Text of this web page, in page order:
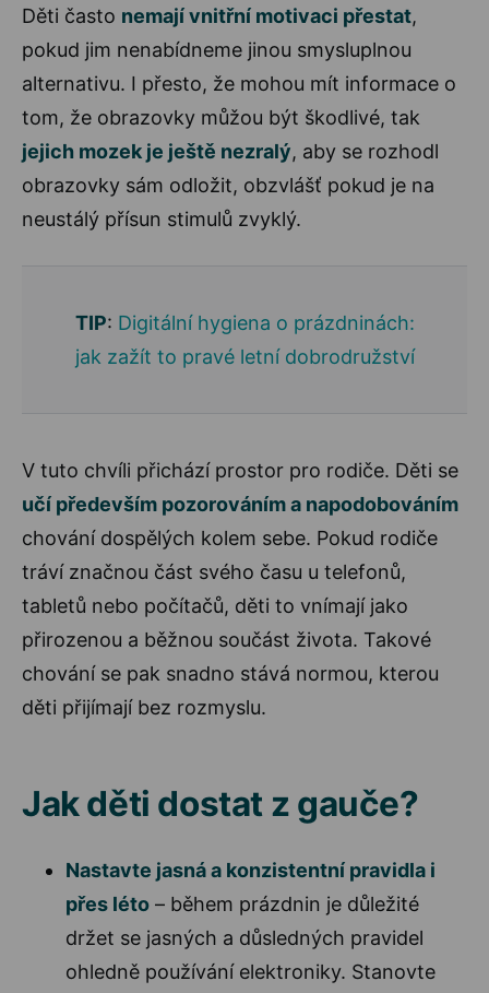
Děti často nemají vnitřní motivaci přestat,
pokud jim nenabídneme jinou smysluplnou
alternativu. I přesto, že mohou mít informace o
tom, že obrazovky můžou být škodlivé, tak
jejich mozek je ještě nezralý, aby se rozhodl
obrazovky sám odložit, obzvlášť pokud je na
neustálý přísun stimulů zvyklý.
TIP: Digitální hygiena o prázdninách:
jak zažít to pravé letní dobrodružství
V tuto chvíli přichází prostor pro rodiče. Děti se
učí především pozorováním a napodobováním
chování dospělých kolem sebe. Pokud rodiče
tráví značnou část svého času u telefonů,
tabletů nebo počítačů, děti to vnímají jako
přirozenou a běžnou součást života. Takové
chování se pak snadno stává normou, kterou
děti přijímají bez rozmyslu.
Jak děti dostat z gauče?
Nastavte jasná a konzistentní pravidla i
přes léto – během prázdnin je důležité
držet se jasných a důsledných pravidel
ohledně používání elektroniky. Stanovte